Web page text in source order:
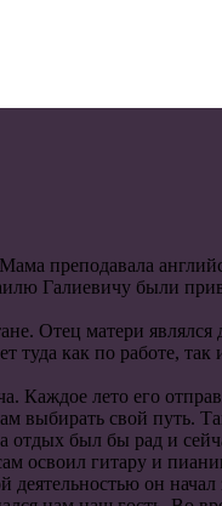
преподавала
Галиевичу были
Отец матери
туда как по работе, так
Каждое лето его
выбирать свой путь.
отдых был бы рад и
освоил гитару и
он